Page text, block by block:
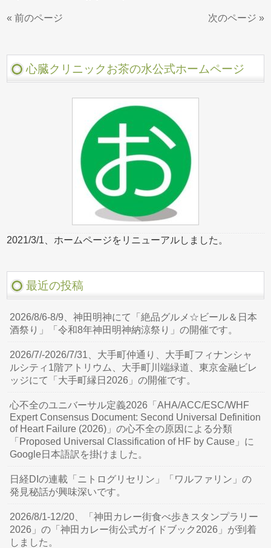
« 前のページ 次のページ »
心臓クリニックお茶の水公式ホームページ
2021/3/1、ホームページをリニューアルしました。
最近の投稿
2026/8/6-8/9、神田明神にて「絶品グルメ☆ビール＆日本
酒祭り」「令和8年神田明神納涼祭り」の開催です。
2026/7/-2026/7/31、大手町仲通り、大手町フィナンシャ
ルシティ1階アトリウム、大手町川端緑道、東京金融ビレ
ッジにて「大手町縁日2026」の開催です。
心不全のユニバーサル定義2026「AHA/ACC/ESC/WHF
Expert Consensus Document: Second Universal Definition
of Heart Failure (2026)」の心不全の原因による分類
「Proposed Universal Classification of HF by Cause」に
Google日本語訳を掛けました。
日経DIの連載「ニトログリセリン」「ワルファリン」の
発見秘話が興味深いです。
2026/8/1-12/20、「神田カレー街食べ歩きスタンプラリー
2026」の「神田カレー街公式ガイドブック2026」が到着
しました。